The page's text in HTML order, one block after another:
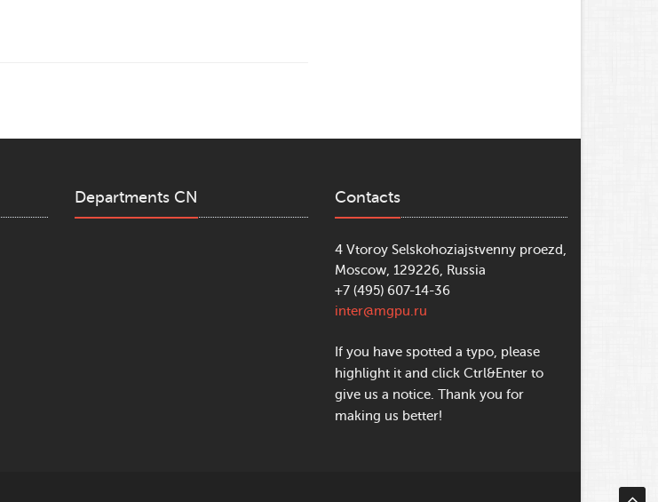
Departments CN Contacts
4 Vtoroy Selskohoziajstvenny proezd,
Moscow, 129226, Russia
+7 (495) 607-14-36
inter@mgpu.ru
If you have spotted a typo, please
highlight it and click Ctrl&Enter to
give us a notice. Thank you for
making us better!